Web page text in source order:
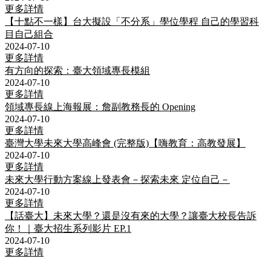
更多詳情
【十點不一樣】台大擬設「不分系」學位學程 自己的學習科
目自己組合
2024-07-10
更多詳情
有方向的探索：臺大領域專長模組
2024-07-10
更多詳情
領域專長線上海報展：詹副教務長的 Opening
2024-07-10
更多詳情
臺灣大學未來大學高峰會 (完整版)【嗨教育：高教發展】
2024-07-10
更多詳情
未來大學行動方案線上發表會－探索未來 定位自己－
2024-07-10
更多詳情
【話臺大】未來大學？還是沒有來的大學？讓臺大校長告訴
你！｜臺大招生系列影片 EP.1
2024-07-10
更多詳情